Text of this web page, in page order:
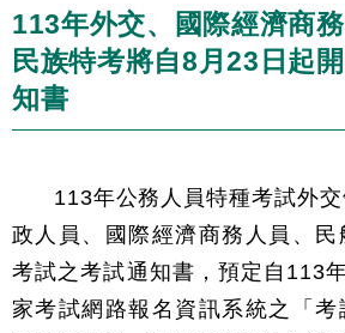
113年外交、國際經濟商
民族特考將自8月23日起
知書
113年公務人員特種考試外
政人員、國際經濟商務人員、
考試之考試通知書，預定自113
家考試網路報名資訊系統之「